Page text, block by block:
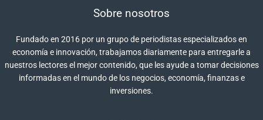
Sobre nosotros
Fundado en 2016 por un grupo de periodistas especializados en
economía e innovación, trabajamos diariamente para entregarle a
nuestros lectores el mejor contenido, que les ayude a tomar decisiones
informadas en el mundo de los negocios, economía, finanzas e
inversiones.